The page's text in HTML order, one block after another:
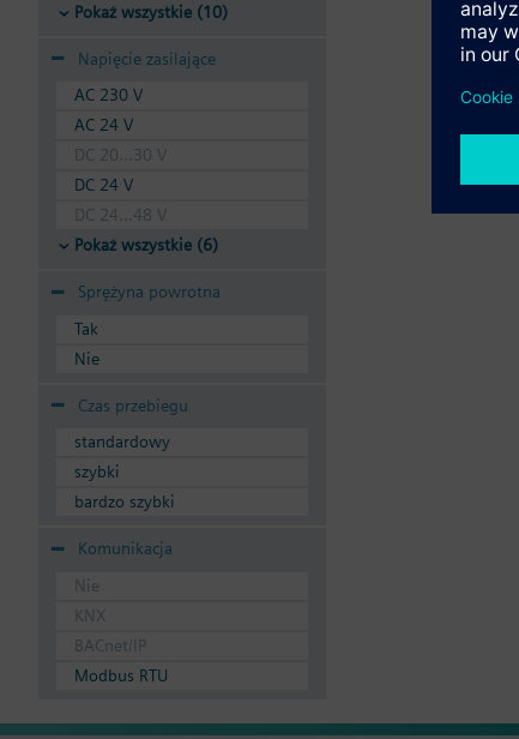
Pokaż wszystkie (10)
Napięcie zasilające
AC 230 V
AC 24 V
DC 20...30 V
DC 24 V
DC 24...48 V
Pokaż wszystkie (6)
Sprężyna powrotna
Tak
Nie
Czas przebiegu
standardowy
szybki
bardzo szybki
Komunikacja
Nie
KNX
BACnet/IP
Modbus RTU